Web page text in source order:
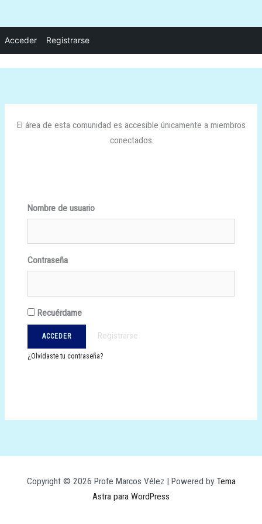
Acceder Registrarse
El área de esta comunidad es accesible únicamente a miembros
conectados
Nombre de usuario
Contraseña
Recuérdame
Registrarse
¿Olvidaste tu contraseña?
Copyright © 2026 Profe Marcos Vélez | Powered by Tema
Astra para WordPress